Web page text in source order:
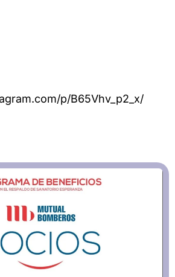
p/B65Vhv_p2_x/